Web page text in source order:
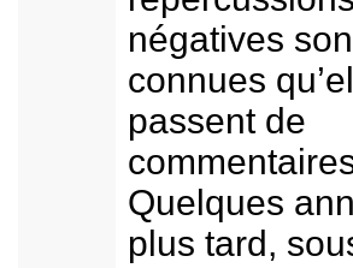
négatives
connues
passent de
Quelques
plus tard,